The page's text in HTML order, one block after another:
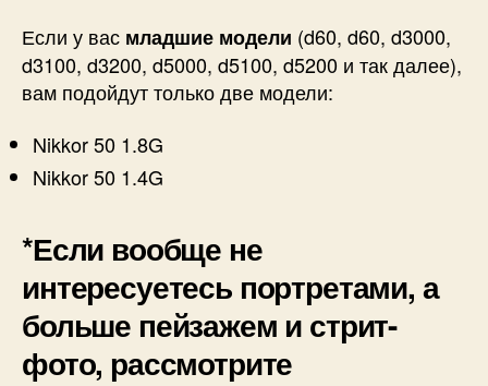
Если у вас младшие модели (d60, d60, d3000,
d3100, d3200, d5000, d5100, d5200 и так далее),
вам подойдут только две модели:
Nikkor 50 1.8G
Nikkor 50 1.4G
*Если вообще не
интересуетесь портретами, а
больше пейзажем и стрит-
фото, рассмотрите